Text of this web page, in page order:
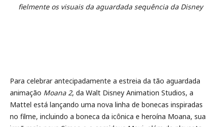
fielmente os visuais da aguardada sequência da Disney
Para celebrar antecipadamente a estreia da tão aguardada
animação Moana 2, da Walt Disney Animation Studios, a
Mattel está lançando uma nova linha de bonecas inspiradas
no filme, incluindo a boneca da icônica e heroína Moana, sua